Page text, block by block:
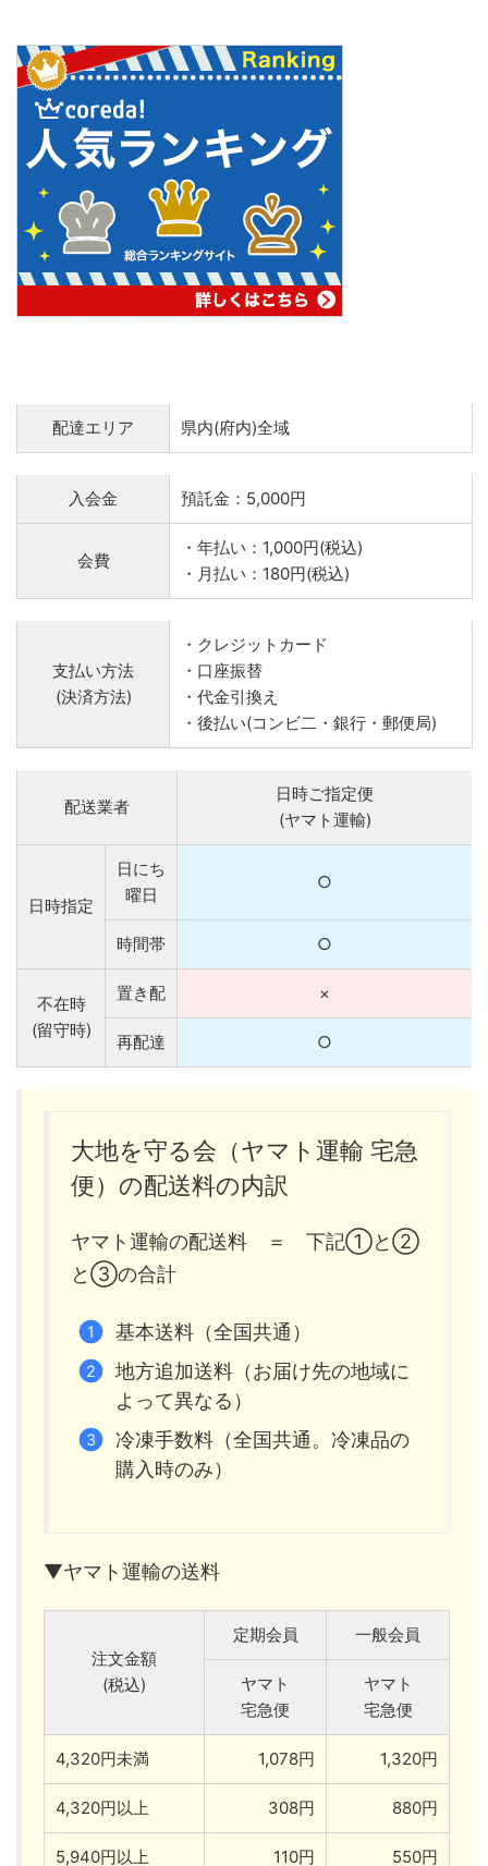
配達エリア 県内(府内)全域
入会金 預託金：5,000円
会費
・年払い：1,000円(税込)
・月払い：180円(税込)
支払い方法
(決済方法)
・クレジットカード
・口座振替
・代金引換え
・後払い(コンビ二・銀行・郵便局)
配送業者
日時ご指定便
(ヤマト運輸)
日時指定
日にち
曜日
○
時間帯 ○
不在時
(留守時)
置き配 ×
再配達 ○
大地を守る会（ヤマト運輸 宅急
便）の配送料の内訳
ヤマト運輸の配送料 ＝ 下記①と②
と③の合計
基本送料（全国共通）
地方追加送料（お届け先の地域に
よって異なる）
冷凍手数料（全国共通。冷凍品の
購入時のみ）
▼ヤマト運輸の送料
注文金額
(税込)
定期会員 一般会員
ヤマト
宅急便
ヤマト
宅急便
4,320円未満 1,078円 1,320円
4,320円以上 308円 880円
5,940円以上 110円 550円